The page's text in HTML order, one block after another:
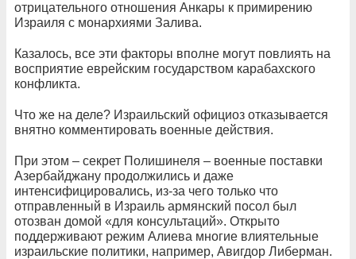
отрицательного отношения Анкары к примирению
Израиля с монархиями Залива.
Казалось, все эти факторы вполне могут повлиять на
восприятие еврейским государством карабахского
конфликта.
Что же на деле? Израильский официоз отказывается
внятно комментировать военные действия.
При этом – секрет Полишинеля – военные поставки
Азербайджану продолжились и даже
интенсифицировались, из-за чего только что
отправленный в Израиль армянский посол был
отозван домой «для консультаций». Открыто
поддерживают режим Алиева многие влиятельные
израильские политики, например, Авигдор Либерман.